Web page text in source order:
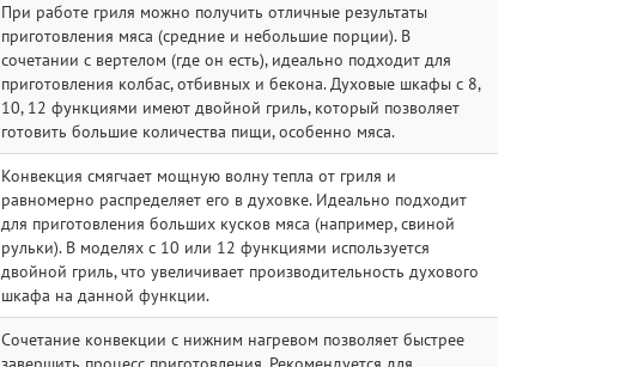
При работе гриля можно получить отличные результаты
приготовления мяса (средние и небольшие порции). В
сочетании с вертелом (где он есть), идеально подходит для
приготовления колбас, отбивных и бекона. Духовые шкафы с 8,
10, 12 функциями имеют двойной гриль, который позволяет
готовить большие количества пищи, особенно мяса.
Конвекция смягчает мощную волну тепла от гриля и
равномерно распределяет его в духовке. Идеально подходит
для приготовления больших кусков мяса (например, свиной
рульки). В моделях с 10 или 12 функциями используется
двойной гриль, что увеличивает производительность духового
шкафа на данной функции.
Сочетание конвекции с нижним нагревом позволяет быстрее